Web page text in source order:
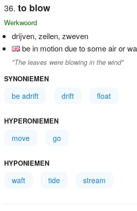
to blow
Werkwoord
drijven, zeilen, zweven
be in motion due to some air or
"The leaves were blowing in the wind"
SYNONIEMEN
be adrift drift float
HYPERONIEMEN
move go
HYPONIEMEN
waft tide stream